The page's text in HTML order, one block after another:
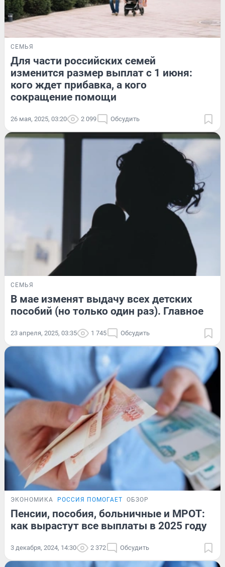
СЕМЬЯ
Для части российских семей
изменится размер выплат с 1 июня:
кого ждет прибавка, а кого
сокращение помощи
26 мая, 2025, 03:20 2 099 Обсудить
СЕМЬЯ
В мае изменят выдачу всех детских
пособий (но только один раз). Главное
23 апреля, 2025, 03:35 1 745 Обсудить
ЭКОНОМИКА РОССИЯ ПОМОГАЕТ ОБЗОР
Пенсии, пособия, больничные и МРОТ:
как вырастут все выплаты в 2025 году
3 декабря, 2024, 14:30 2 372 Обсудить